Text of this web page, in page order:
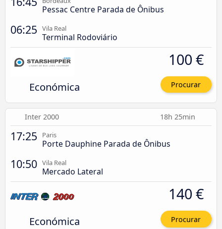
Pessac Centre Parada de Ônibus
06:25 Vila Real
Terminal Rodoviário
Económica
100 €
Procurar
Inter 2000 18h 25min
17:25 Paris
Porte Dauphine Parada de Ônibus
10:50 Vila Real
Mercado Lateral
Económica
140 €
Procurar